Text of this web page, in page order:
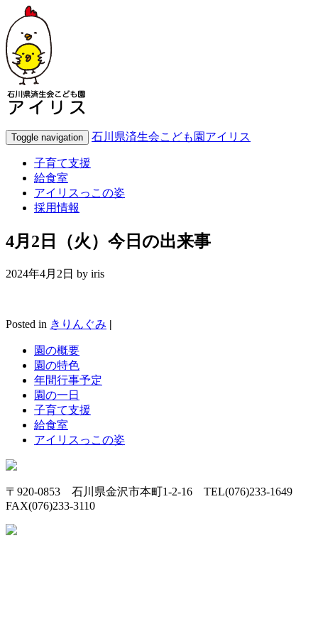
Toggle navigation 石川県済生会こども園アイリス
子育て支援
給食室
アイリスっこの姿
採用情報
4月2日（火）今日の出来事
2024年4月2日 by iris
Posted in きりんぐみ |
園の概要
園の特色
年間行事予定
園の一日
子育て支援
給食室
アイリスっこの姿
〒920-0853 石川県金沢市本町1-2-16 TEL(076)233-1649
FAX(076)233-3110